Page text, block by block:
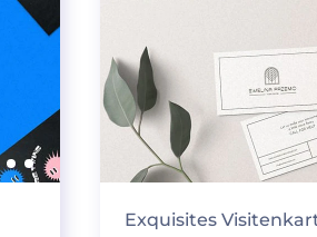
Exquisites